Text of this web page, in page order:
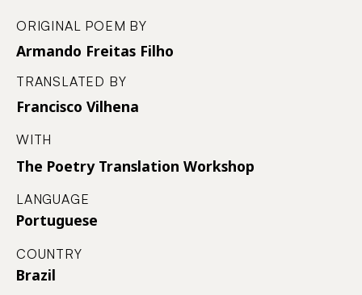
ORIGINAL POEM BY
Armando Freitas Filho
TRANSLATED BY
Francisco Vilhena
WITH
The Poetry Translation Workshop
LANGUAGE
Portuguese
COUNTRY
Brazil